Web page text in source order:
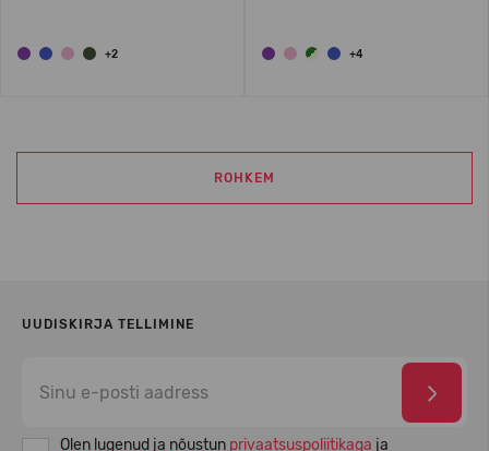
+2 +4
ROHKEM
UUDISKIRJA TELLIMINE
Olen lugenud ja nõustun privaatsuspoliitikaga ja